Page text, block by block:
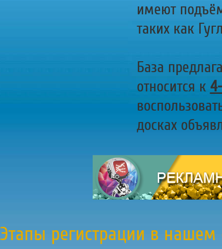
имеют
таких как
База
относится к
досках
Этапы регистрации в нашем